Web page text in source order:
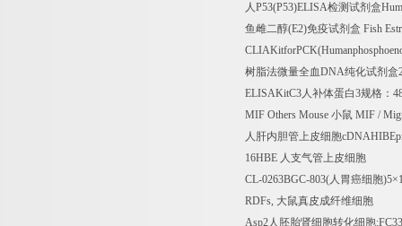
人P53(P53)ELISA检测试剂盒
鱼雌二醇(E2)免疫试剂盒 Fish
树脂法微量全血DNA纯化试剂盒
ELISAKitC3人补体蛋白3规格：
MIF Others Mouse 小鼠 MIF /
人肝内胆管上皮细胞
16HBE 人支气管上皮细胞
CL-0263BGC-803(人胃癌细胞)5×
RDFs, 大鼠真皮成纤维细胞
Asp2人胚胎肾细胞转化细胞